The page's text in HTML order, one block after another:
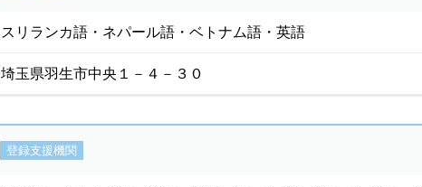
スリランカ語・ネパール語・ベトナム語・英語
埼玉県羽生市中央１－４－３０
登録支援機関